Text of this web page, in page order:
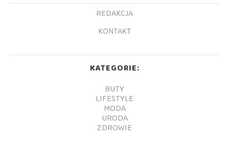
REDAKCJA
KONTAKT
KATEGORIE:
BUTY
LIFESTYLE
MODA
URODA
ZDROWIE